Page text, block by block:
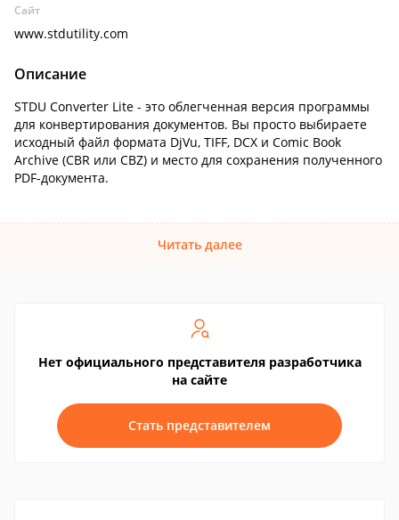
Сайт
www.stdutility.com
Описание
STDU Converter Lite - это облегченная версия программы
для конвертирования документов. Вы просто выбираете
исходный файл формата DjVu, TIFF, DCX и Comic Book
Archive (CBR или CBZ) и место для сохранения полученного
PDF-документа.
Читать далее
Нет официального представителя разработчика
на сайте
Стать представителем